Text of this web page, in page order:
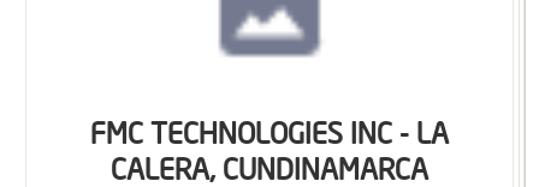
FMC TECHNOLOGIES INC - LA
CALERA, CUNDINAMARCA